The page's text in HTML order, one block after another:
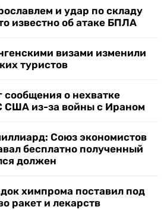
и удар по складу
известно об атаке БПЛА
визами изменили
туристов
сообщения о нехватке
США из-за войны с Ираном
Союз экономистов
бесплатно полученный
должен
химпрома поставил под
ракет и лекарств